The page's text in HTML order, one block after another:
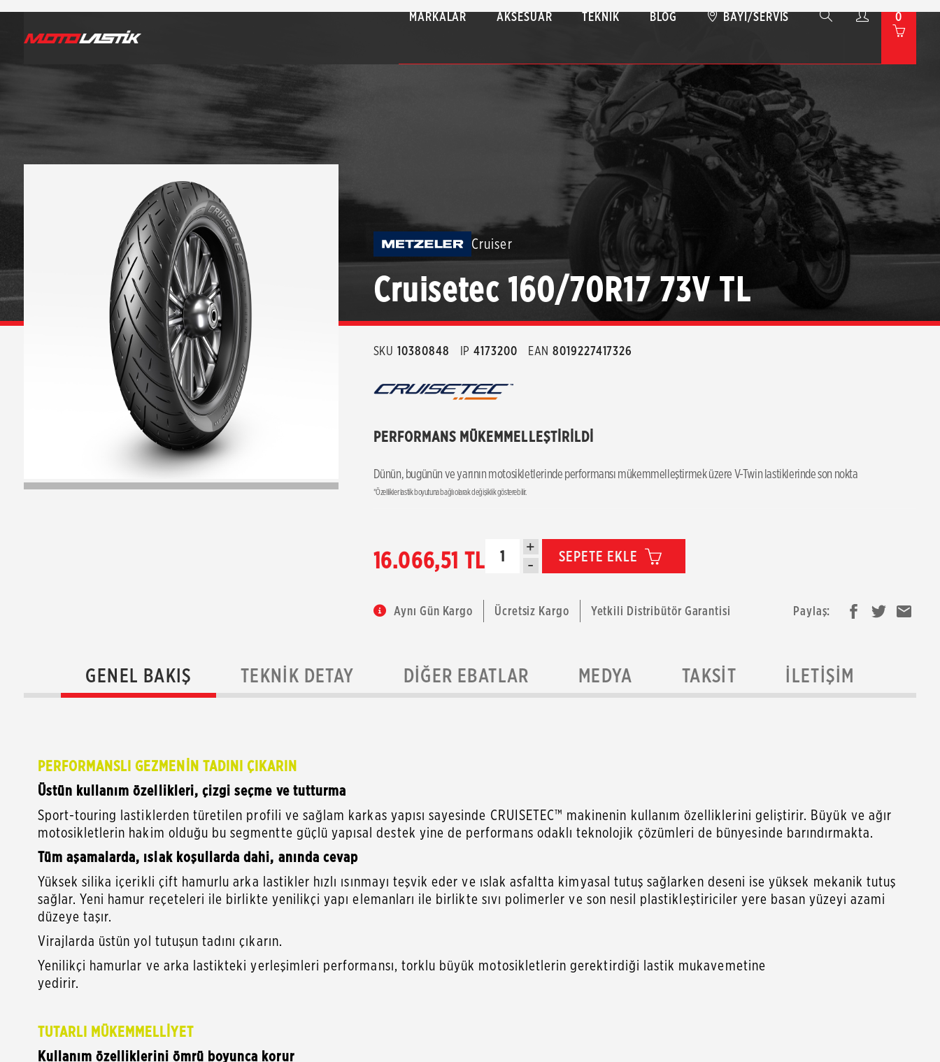
Cruiser
Cruisetec 160/70R17 73V TL
PERFORMANS MÜKEMMELLEŞTİRİLDİ
*Özellikler lastik boyutuna bağlı olarak değişiklik gösterebilir.
16.066,51 TL +
- SEPETE EKLE
Ücretsiz Kargo
GENEL BAKIŞ TEKNIK DETAY DIĞER EBATLAR MEDYA TAKSIT İLETIŞIM
PERFORMANSLI GEZMENİN TADINI ÇIKARIN
Üstün kullanım özellikleri, çizgi seçme ve tutturma
Sport-touring lastiklerden türetilen profili ve sağlam karkas yapısı sayesinde CRUISETEC™ makinenin kullanım özelliklerini geliştirir. Büyük ve ağır
motosikletlerin hakim olduğu bu segmentte güçlü yapısal destek yine de performans odaklı teknolojik çözümleri de bünyesinde barındırmakta.
Tüm aşamalarda, ıslak koşullarda dahi, anında cevap
Yüksek silika içerikli çift hamurlu arka lastikler hızlı ısınmayı teşvik eder ve ıslak asfaltta kimyasal tutuş sağlarken deseni ise yüksek mekanik tutuş
sağlar. Yeni hamur reçeteleri ile birlikte yenilikçi yapı elemanları ile birlikte sıvı polimerler ve son nesil plastikleştiriciler yere basan yüzeyi azami
düzeye taşır.
Virajlarda üstün yol tutuşun tadını çıkarın.
Yenilikçi hamurlar ve arka lastikteki yerleşimleri performansı, torklu büyük motosikletlerin gerektirdiği lastik mukavemetine
yedirir.
TUTARLI MÜKEMMELLİYET
Kullanım özelliklerini ömrü boyunca korur